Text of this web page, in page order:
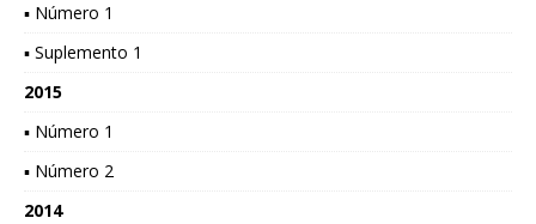
▪ Número 1
▪ Suplemento 1
2015
▪ Número 1
▪ Número 2
2014